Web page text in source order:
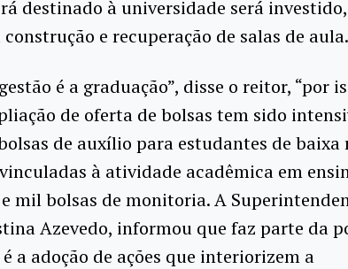
destinado à universidade será investido,
e recuperação de salas de aula.
é a graduação”, disse o reitor, “por
de oferta de bolsas tem sido
de auxílio para estudantes de baixa
à atividade acadêmica em
mil bolsas de monitoria. A
Azevedo, informou que faz parte da
é a adoção de ações que interiorizem a